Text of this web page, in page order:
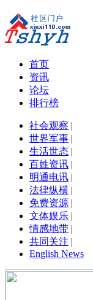
首页
资讯
论坛
排行榜
社会观察 |
世界军事 |
生活世态 |
百姓资讯 |
明通电讯 |
法律纵横 |
免费资源 |
文体娱乐 |
情感地带 |
共同关注 |
English News